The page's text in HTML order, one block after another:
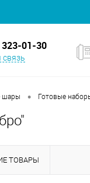
01-30
связь
шары • Готовые
ТОВАРЫ